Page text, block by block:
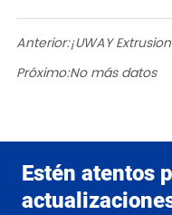
Anterior:¡UWAY
Próximo:No más datos
Estén atentos